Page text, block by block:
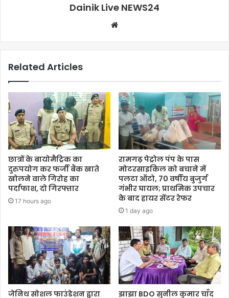
Dainik Live NEWS24
Related Articles
छात्रों के बायोमैट्रिक का
दुरुपयोग कर फर्जी बैंक खाते
खोलने वाले गिरोह का
पर्दाफाश, दो गिरफ्तार
17 hours ago
रामगढ़ पेट्रोल पंप के पास
मोटरसाइकिल को बचाने में
पलटा ऑटो, 70 वर्षीय बुजुर्ग
गंभीर घायल; प्राथमिक उपचार
के बाद हायर सेंटर रेफर
1 day ago
जेनिथ सोशल फाउंडेशन द्वारा झाझा BDO सुनील कुमार चाँद